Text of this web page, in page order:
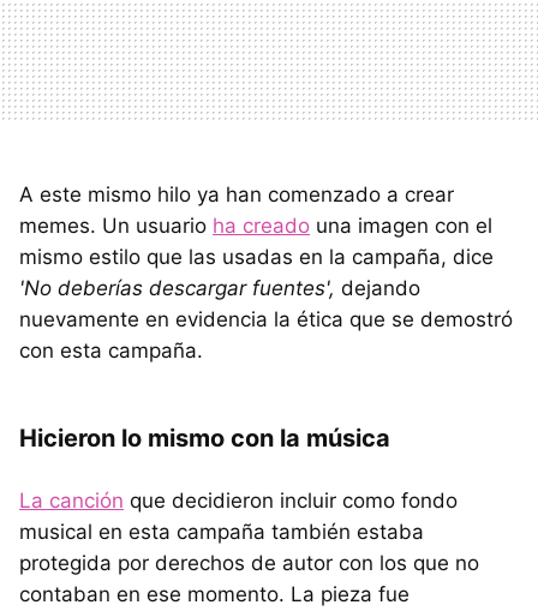
A este mismo hilo ya han comenzado a crear
memes. Un usuario ha creado una imagen con el
mismo estilo que las usadas en la campaña, dice
'No deberías descargar fuentes', dejando
nuevamente en evidencia la ética que se demostró
con esta campaña.
Hicieron lo mismo con la música
La canción que decidieron incluir como fondo
musical en esta campaña también estaba
protegida por derechos de autor con los que no
contaban en ese momento. La pieza fue